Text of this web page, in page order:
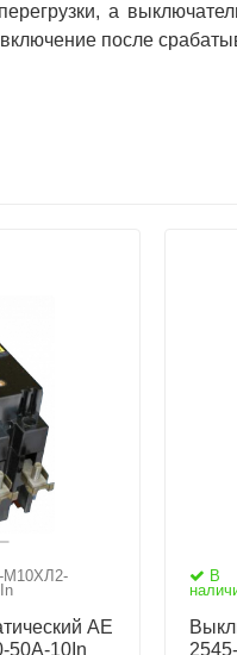
а
после
М10ХЛ2-
АЕ
50А-10In
В